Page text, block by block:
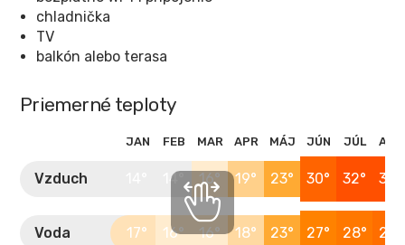
chladnička
TV
balkón alebo terasa
Priemerné teploty
JAN FEB MAR APR MÁJ JÚN JÚL AUG
Vzduch 14° 16° 19° 23° 30° 32° 32°
Voda 17° 16° 16° 18° 23° 27° 28° 29°